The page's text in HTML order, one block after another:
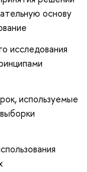
основу
исследования
используемые